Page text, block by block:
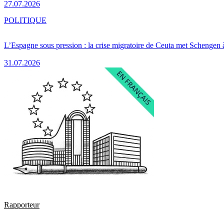
27.07.2026
L’Espagne sous pression : la crise migratoire de Ceuta met Schengen
31.07.2026
POLITIQUE
Rapporteur